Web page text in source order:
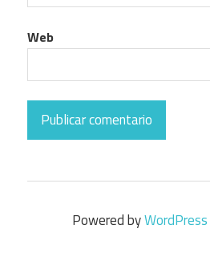
Web
Powered byWordPress